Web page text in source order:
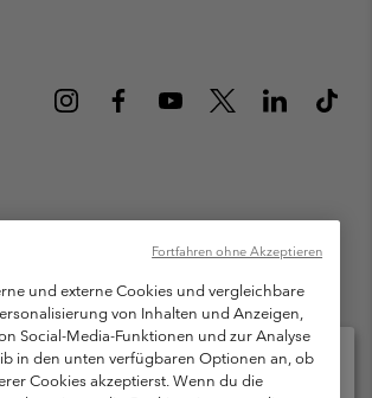
Austria GmbH. Moosfeldstraße 1, 5101
Alle Rechte vorbehalten.
Allgemeine Verkaufsbedingungen
Garantie
des Mitglieder Programms
und externe Cookies und vergleichbare
von Inhalten und Anzeigen,
Social-Media-Funktionen und zur Analyse
in den unten verfügbaren Optionen an, ob
Cookies akzeptierst. Wenn du die
Fortfahren ohne Akzeptieren